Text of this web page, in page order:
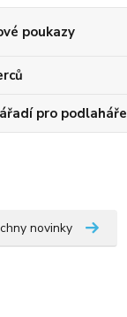
poukazy
pro podlaháře
novinky